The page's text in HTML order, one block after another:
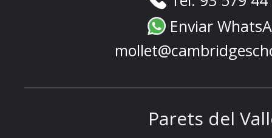
Enviar
Parets del